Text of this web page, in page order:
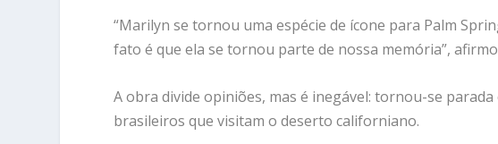
“Marilyn se tornou uma espécie de ícone para Palm
fato é que ela se tornou parte de nossa memória”,
A obra divide opiniões, mas é inegável: tornou-se
brasileiros que visitam o deserto californiano.